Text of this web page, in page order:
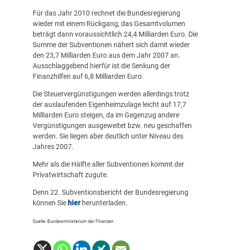
Für das Jahr 2010 rechnet die Bundesregierung
wieder mit einem Rückgang, das Gesamtvolumen
beträgt dann voraussichtlich 24,4 Milliarden Euro. Die
Summe der Subventionen nähert sich damit wieder
den 23,7 Milliarden Euro aus dem Jahr 2007 an.
Ausschlaggebend hierfür ist die Senkung der
Finanzhilfen auf 6,8 Milliarden Euro.
Die Steuervergünstigungen werden allerdings trotz
der auslaufenden Eigenheimzulage leicht auf 17,7
Milliarden Euro steigen, da im Gegenzug andere
Vergünstigungen ausgeweitet bzw. neu geschaffen
werden. Sie liegen aber deutlich unter Niveau des
Jahres 2007.
Mehr als die Hälfte aller Subventionen kommt der
Privatwirtschaft zugute.
Denn 22. Subventionsbericht der Bundesregierung
können Sie hierherunterladen.
Quelle: Bundesministerium der Finanzen